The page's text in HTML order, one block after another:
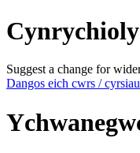
Suggest a change for
Dangos eich cwrs /